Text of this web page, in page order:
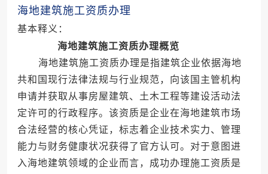
海地建筑施工资质办理
基本释义：
海地建筑施工资质办理概览
海地建筑施工资质办理是指建筑企业依据海地
共和国现行法律法规与行业规范，向该国主管机构
申请并获取从事房屋建筑、土木工程等建设活动法
定许可的行政程序。该资质是企业在海地建筑市场
合法经营的核心凭证，标志着企业技术实力、管理
能力与财务健康状况获得了官方认可。对于意图进
入海地建筑领域的企业而言，成功办理施工资质是